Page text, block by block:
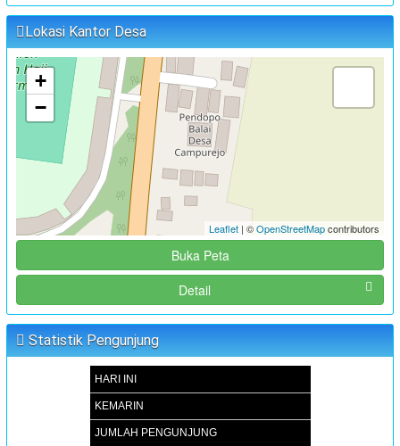
Lokasi Kantor Desa
+
−
Leaflet | ©OpenStreetMapcontributors
Buka Peta
Detail
Statistik Pengunjung
HARI INI
KEMARIN
JUMLAH PENGUNJUNG